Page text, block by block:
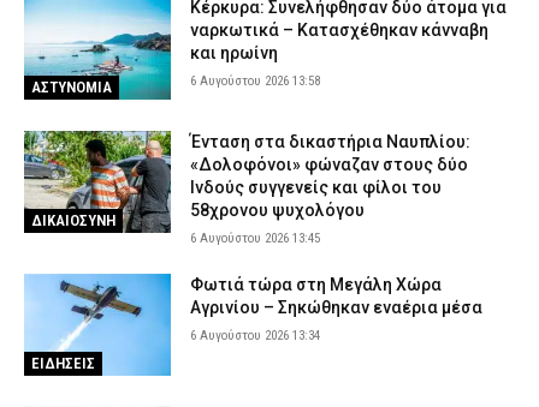
Εορτολόγιο: Ποιος γιορτάζει σήμερα Πέμπτη 6 Αυγούστου
ΕΙΔΗΣΕΙΣ 6 Αυγούστου 2026 07:27
ΑΣΤΥΝΟΜΙΑ
Κέρκυρα: Συνελήφθησαν δύο άτομα για
ναρκωτικά – Κατασχέθηκαν κάνναβη
και ηρωίνη
6 Αυγούστου 2026 13:58
ΔΙΚΑΙΟΣΥΝΗ
Ένταση στα δικαστήρια Ναυπλίου:
«Δολοφόνοι» φώναζαν στους δύο
Ινδούς συγγενείς και φίλοι του
58χρονου ψυχολόγου
6 Αυγούστου 2026 13:45
ΕΙΔΗΣΕΙΣ
Φωτιά τώρα στη Μεγάλη Χώρα
Αγρινίου – Σηκώθηκαν εναέρια μέσα
6 Αυγούστου 2026 13:34